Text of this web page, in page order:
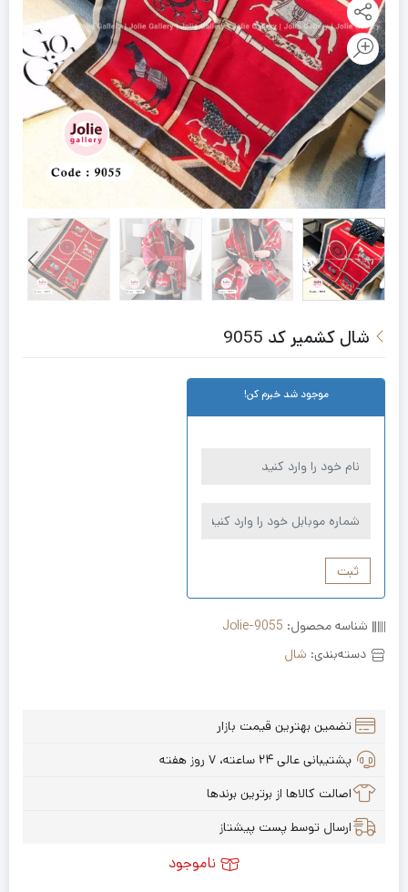
شال کشمیر کد 9055
موجود شد خبرم کن!
ثبت
شناسه محصول: Jolie-9055
دسته‌بندی: شال
تضمین بهترین قیمت بازار
پشتیبانی عالی ۲۴ ساعته، ۷ روز هفته
اصالت کالاها از برترین برندها
ارسال توسط پست پیشتاز
ناموجود